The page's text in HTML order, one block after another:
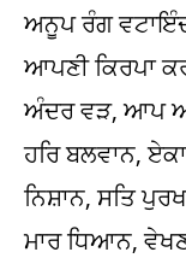
ਅਨੂਪ ਰੰਗ
ਆਪਣੀ ਕਿਰਪਾ
ਅੰਦਰ ਵੜ, ਆਪ
ਹਰਿ ਬਲਵਾਨ,
ਨਿਸ਼ਾਨ, ਸਤਿ
ਮਾਰ ਧਿਆਨ,